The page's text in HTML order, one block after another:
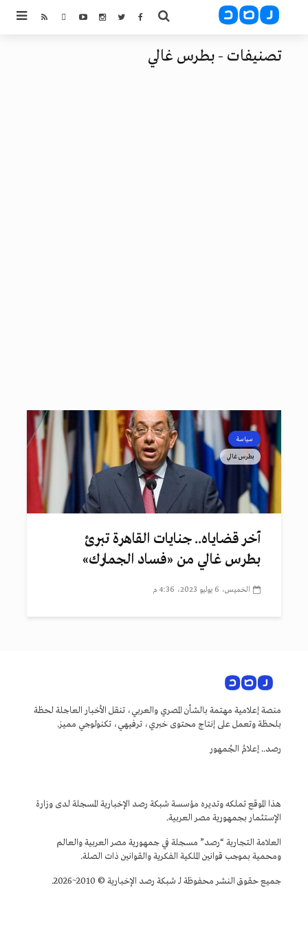
تصنيفات - بطرس غالي
سياسة
بطرس غالي
آخر قضاياه.. جنايات القاهرة تبرئ
بطرس غالي من «فساد الجمارك»
الخميس، 6 يوليو 2023، 4:36 م
منصة إعلامية مهتمة بالشأن المصري والعربي، تنقل الأخبار العاجلة لحظة
بلحظة وتعمل على إنتاج محتوى خبري، ترفيهي، تكنولوجي مميز.
رصد.. إعلامُ الجُمهور
هذا الموقع تملكه وتديره مؤسسة شبكة رصد الإخبارية المسجلة لدى وزارة
الإستثمار بجمهورية مصر العربية.
العلامة التجارية “رصد” مسجلة في جمهورية مصر العربية والعالم
ومحمية بموجب قوانين الملكية الفكرية والقوانين ذات الصلة.
جميع حقوق النشر محفوظة لـ شبكة رصد الإخبارية © 2010~2026.